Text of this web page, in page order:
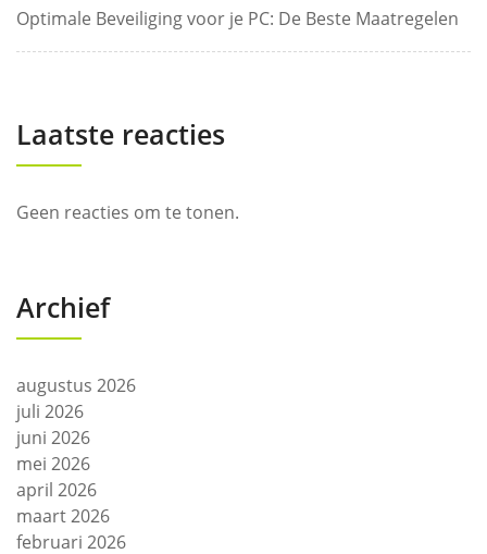
Optimale Beveiliging voor je PC: De Beste Maatregelen
Laatste reacties
Geen reacties om te tonen.
Archief
augustus 2026
juli 2026
juni 2026
mei 2026
april 2026
maart 2026
februari 2026